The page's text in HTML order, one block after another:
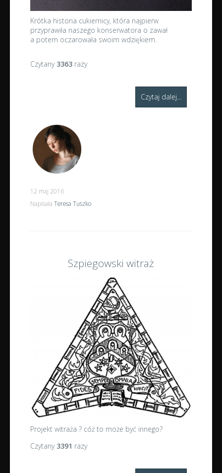
Krótka historia cukiernicy, która najpierw
przyprawiła naszego konserwatora o zawał
a potem oczarowała swoim wdziękiem.
Czytany 3363razy
Czytaj dalej...
12 maj 2016
Napisała Teresa Tuszko
Szpiegowski witraż
Projekt witraża ? cóż to może być innego?
Czytany 3391 razy